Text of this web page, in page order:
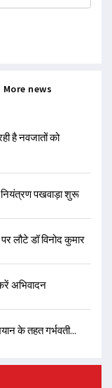
More news
है नवजातों को
पखवाड़ा शुरू
लौटे डॉ विनोद कुमार
अभिवादन
के तहत गर्भवती...